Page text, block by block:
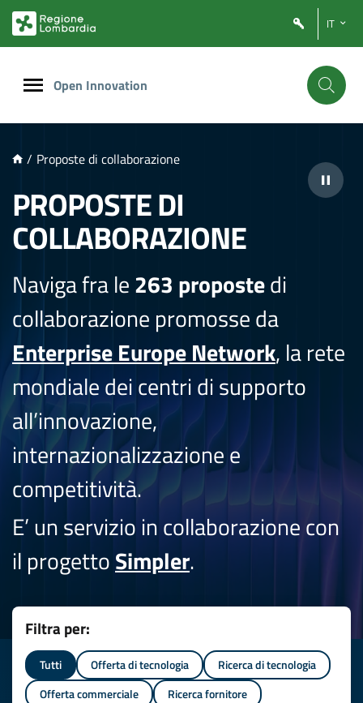
PRINCIPALE
IT
Open Innovation
/ Proposte di collaborazione
PROPOSTE DI
COLLABORAZIONE
Naviga fra le263 propostedi
collaborazione promosse da
Enterprise Europe Network, la rete
mondiale dei centri di supporto
all’innovazione,
internazionalizzazione e
competitività.
E’ un servizio in collaborazione con
il progettoSimpler.
Filtra per:
Tutti Offerta di tecnologia
Ricerca di tecnologia
Offerta commerciale
Ricerca fornitore